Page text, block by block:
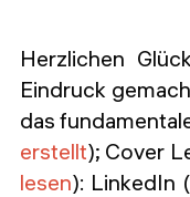
Herzlichen
Eindruck
das
erstellt); Cover
lesen): LinkedIn (